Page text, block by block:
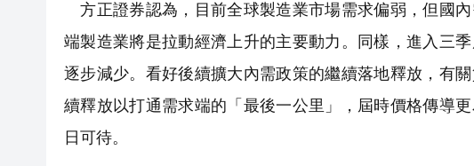
方正證券認為，目前全球製造業市場需求偏弱，但國
端製造業將是拉動經濟上升的主要動力。同樣，進入三
逐步減少。看好後續擴大內需政策的繼續落地釋放，有
續釋放以打通需求端的「最後一公里」，屆時價格傳導
日可待。